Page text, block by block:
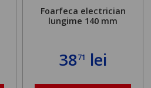
Foarfeca electrician
lungime 140 mm
3871 lei